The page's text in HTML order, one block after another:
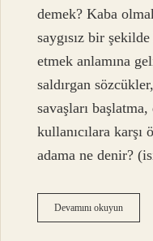
demek? Kaba
saygısız bir
etmek anlamına
saldırgan
savaşları
kullanıcılara karşı
adama ne denir?
Devamını okuyunKaba